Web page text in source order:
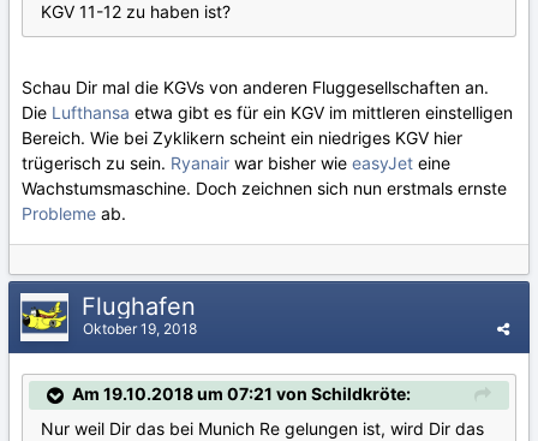
KGV 11-12 zu haben ist?
Schau Dir mal die KGVs von anderen Fluggesellschaften an.
Die Lufthansa etwa gibt es für ein KGV im mittleren einstelligen
Bereich. Wie bei Zyklikern scheint ein niedriges KGV hier
trügerisch zu sein. Ryanair war bisher wie easyJet eine
Wachstumsmaschine. Doch zeichnen sich nun erstmals ernste
Probleme ab.
Flughafen
Oktober 19, 2018
Am 19.10.2018 um 07:21 von Schildkröte:
Nur weil Dir das bei Munich Re gelungen ist, wird Dir das